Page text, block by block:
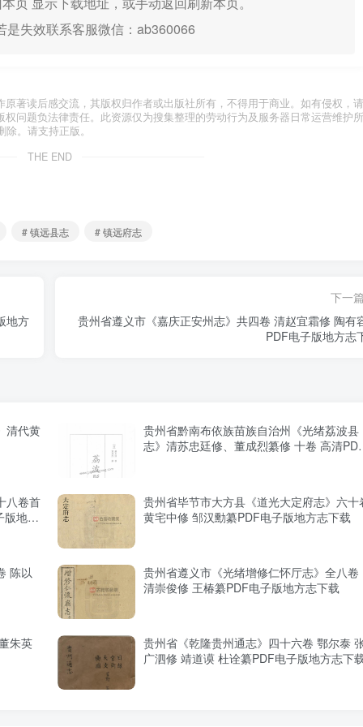
是失效联系客服微信：ab360066
著读后感交流，其版权归作者或出版社所有，不得用于商业。如有侵权，请
问题负法律责任。此资源仅为搜集整理的劳动行为及服务器日常运营维护所
。请支持正版。
THE END
# 镇远县志 # 镇远府志
地方
下一篇
贵州省遵义市《嘉庆正安州志》共四卷 清赵宜霜修 陶有
PDF电子版地方志
清代黄
贵州省黔南布依族苗族自治州《光绪荔波县
志》清苏忠廷修、董成烈纂修 十卷 高清
八卷首
版地方
贵州省毕节市大方县《道光大定府志》六十
黄宅中修 邹汉勳纂PDF电子版地方志下载
陈以
贵州省遵义市《光绪增修仁怀厅志》全八卷
清崇俊修 王椿纂PDF电子版地方志下载
朱英
贵州省《乾隆贵州通志》四十六卷 鄂尔泰
广泗修 靖道谟 杜诠纂PDF电子版地方志下